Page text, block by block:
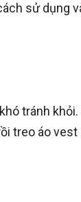
sử dụng
tránh khỏi.
treo áo vest